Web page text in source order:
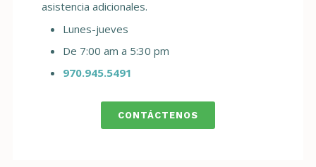
asistencia adicionales.
Lunes-jueves
De 7:00 am a 5:30 pm
970.945.5491
CONTÁCTENOS